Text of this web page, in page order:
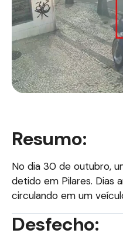
Resumo:
No dia 30 de outubro,
detido em Pilares. Dias
circulando em um
Desfecho: